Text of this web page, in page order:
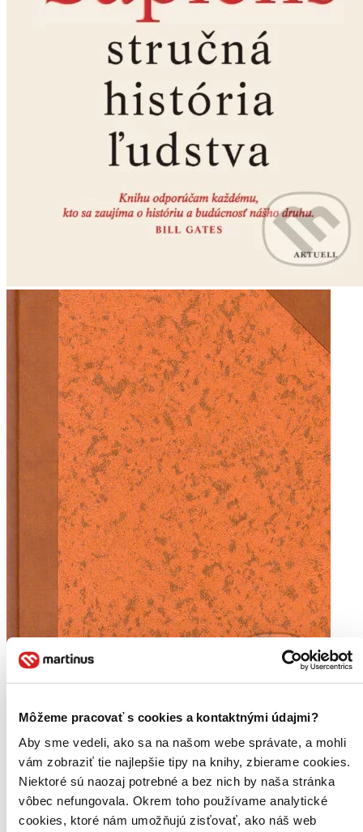
Môžeme pracovať s cookies a kontaktnými údajmi?
Aby sme vedeli, ako sa na našom webe správate, a mohli
vám zobraziť tie najlepšie tipy na knihy, zbierame cookies.
Niektoré sú naozaj potrebné a bez nich by naša stránka
vôbec nefungovala. Okrem toho používame analytické
cookies, ktoré nám umožňujú zisťovať, ako náš web